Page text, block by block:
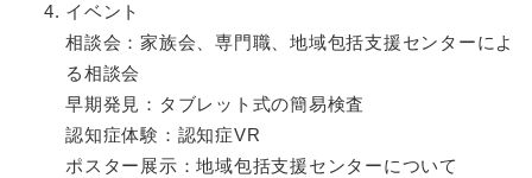
イベント
相談会：家族会、専門職、地域包括支援センターによ
る相談会
早期発見：タブレット式の簡易検査
認知症体験：認知症VR
ポスター展示：地域包括支援センターについて